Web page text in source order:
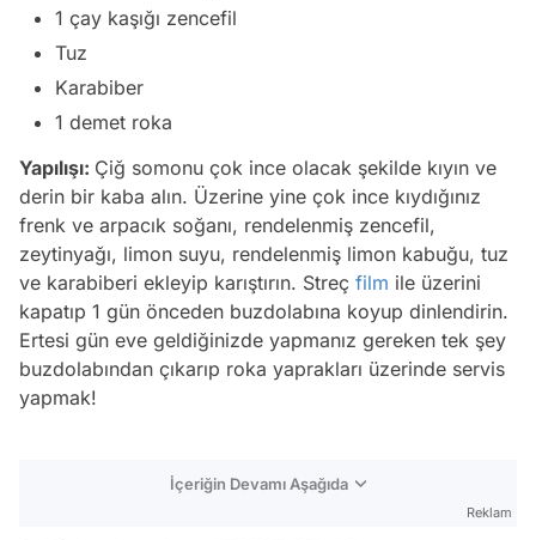
1 çay kaşığı zencefil
Tuz
Karabiber
1 demet roka
Yapılışı: Çiğ somonu çok ince olacak şekilde kıyın ve
derin bir kaba alın. Üzerine yine çok ince kıydığınız
frenk ve arpacık soğanı, rendelenmiş zencefil,
zeytinyağı, limon suyu, rendelenmiş limon kabuğu, tuz
ve karabiberi ekleyip karıştırın. Streç film ile üzerini
kapatıp 1 gün önceden buzdolabına koyup dinlendirin.
Ertesi gün eve geldiğinizde yapmanız gereken tek şey
buzdolabından çıkarıp roka yaprakları üzerinde servis
yapmak!
İçeriğin Devamı Aşağıda
Reklam